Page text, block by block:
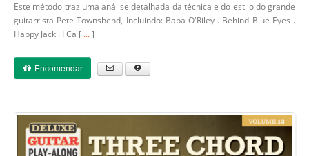
Este método traz uma análise detalhada da técnica e do estilo do grande
guitarrista Pete Townshend, Incluindo: Baba O'Riley . Behind Blue Eyes .
Happy Jack . I Ca [ ...]
Encomendar